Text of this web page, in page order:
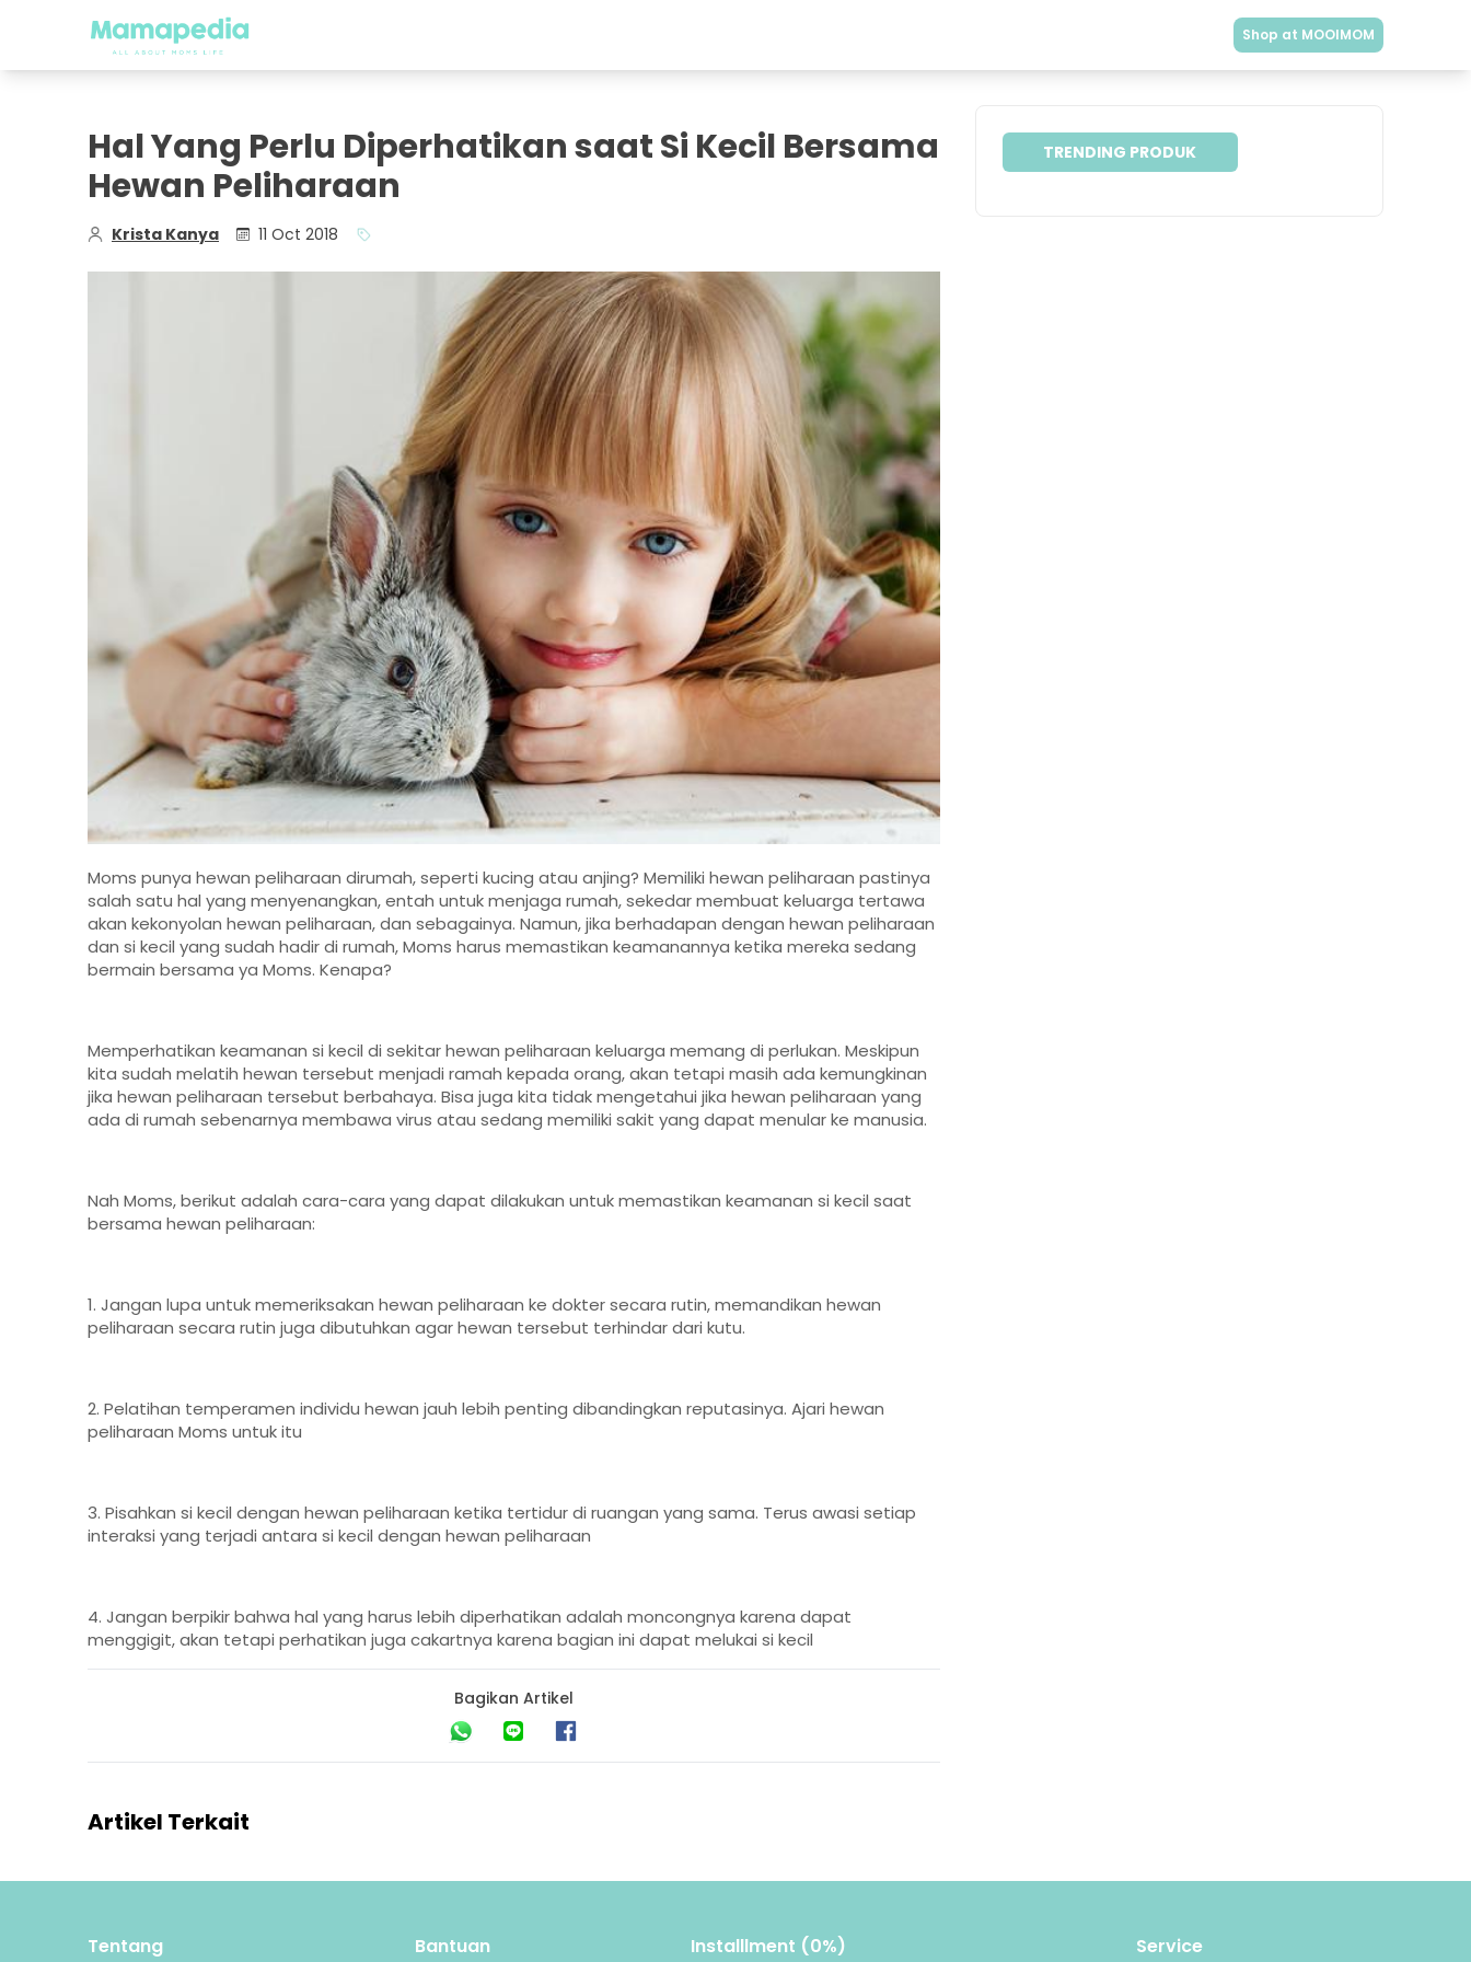
Shop at MOOIMOM
Hal Yang Perlu Diperhatikan saat Si Kecil Bersama
Hewan Peliharaan
Krista Kanya 11 Oct 2018
Moms punya hewan peliharaan dirumah, seperti kucing atau anjing? Memiliki hewan peliharaan pastinya
salah satu hal yang menyenangkan, entah untuk menjaga rumah, sekedar membuat keluarga tertawa
akan kekonyolan hewan peliharaan, dan sebagainya. Namun, jika berhadapan dengan hewan peliharaan
dan si kecil yang sudah hadir di rumah, Moms harus memastikan keamanannya ketika mereka sedang
bermain bersama ya Moms. Kenapa?
Memperhatikan keamanan si kecil di sekitar hewan peliharaan keluarga memang di perlukan. Meskipun
kita sudah melatih hewan tersebut menjadi ramah kepada orang, akan tetapi masih ada kemungkinan
jika hewan peliharaan tersebut berbahaya. Bisa juga kita tidak mengetahui jika hewan peliharaan yang
ada di rumah sebenarnya membawa virus atau sedang memiliki sakit yang dapat menular ke manusia.
Nah Moms, berikut adalah cara-cara yang dapat dilakukan untuk memastikan keamanan si kecil saat
bersama hewan peliharaan:
1. Jangan lupa untuk memeriksakan hewan peliharaan ke dokter secara rutin, memandikan hewan
peliharaan secara rutin juga dibutuhkan agar hewan tersebut terhindar dari kutu.
2. Pelatihan temperamen individu hewan jauh lebih penting dibandingkan reputasinya. Ajari hewan
peliharaan Moms untuk itu
3. Pisahkan si kecil dengan hewan peliharaan ketika tertidur di ruangan yang sama. Terus awasi setiap
interaksi yang terjadi antara si kecil dengan hewan peliharaan
4. Jangan berpikir bahwa hal yang harus lebih diperhatikan adalah moncongnya karena dapat
menggigit, akan tetapi perhatikan juga cakartnya karena bagian ini dapat melukai si kecil
Bagikan Artikel
TRENDING PRODUK
Artikel Terkait
Tentang Bantuan Installlment (0%) Service